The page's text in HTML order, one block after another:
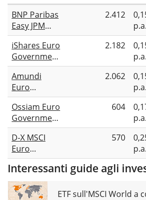
BNP Paribas
Easy JPM
ESG EMU
Government
Bond IG 3-5Y
UCITS ETF
(Acc)
2.412
p.a.
iShares Euro
Government
Bond 3-5yr
UCITS ETF
2.182
p.a.
Amundi
Euro
Government
Bond 3-5Y
UCITS ETF
Acc
2.062
p.a.
Ossiam Euro
Government
Bonds 3-5Y
Carbon
Reduction
UCITS ETF
604
p.a.
D-X MSCI
Euro
Government
Bond 3-5
UCITS ETF X
570
p.a.
Interessanti guide agli
ETF sull'MSCI World a